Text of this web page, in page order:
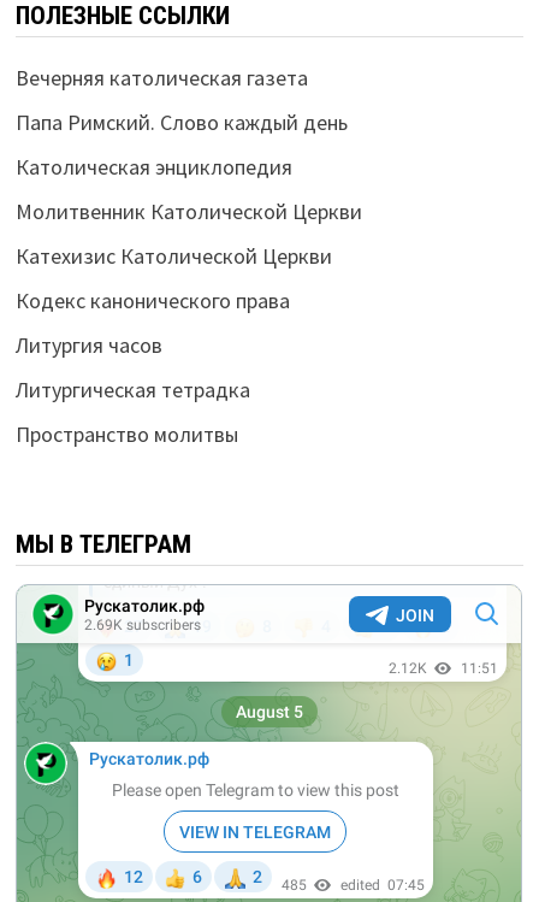
ПОЛЕЗНЫЕ ССЫЛКИ
Вечерняя католическая газета
Папа Римский. Слово каждый день
Католическая энциклопедия
Молитвенник Католической Церкви
Катехизис Католической Церкви
Кодекс канонического права
Литургия часов
Литургическая тетрадка
Пространство молитвы
МЫ В ТЕЛЕГРАМ